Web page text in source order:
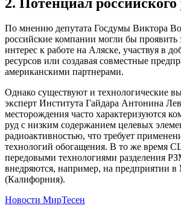
По мнению депутата Госдумы Виктора
российские компании могли бы проявить
интерес к работе на Аляске, участвуя в
ресурсов или создавая совместные
американскими партнерами.
Однако существуют и технологические
эксперт Института Гайдара Антонина
месторождения часто характеризуются
руд с низким содержанием целевых
радиоактивностью, что требует
технологий обогащения. В то же время
передовыми технологиями разделения
внедряются, например, на предприятии
(Калифорния).
Новости МирТесен